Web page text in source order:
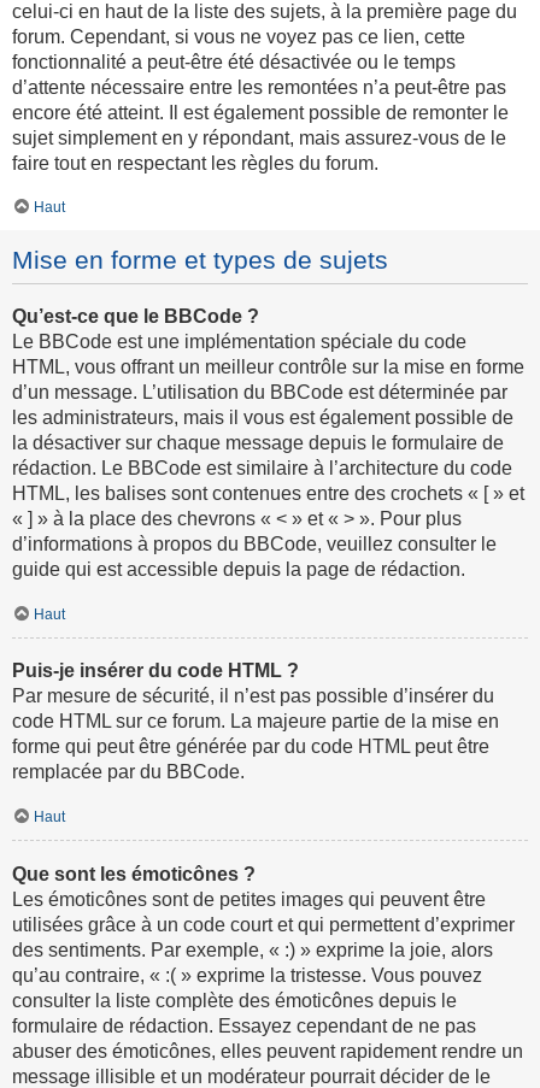
celui-ci en haut de la liste des sujets, à la première page du
forum. Cependant, si vous ne voyez pas ce lien, cette
fonctionnalité a peut-être été désactivée ou le temps
d’attente nécessaire entre les remontées n’a peut-être pas
encore été atteint. Il est également possible de remonter le
sujet simplement en y répondant, mais assurez-vous de le
faire tout en respectant les règles du forum.
Haut
Mise en forme et types de sujets
Qu’est-ce que le BBCode ?
Le BBCode est une implémentation spéciale du code
HTML, vous offrant un meilleur contrôle sur la mise en forme
d’un message. L’utilisation du BBCode est déterminée par
les administrateurs, mais il vous est également possible de
la désactiver sur chaque message depuis le formulaire de
rédaction. Le BBCode est similaire à l’architecture du code
HTML, les balises sont contenues entre des crochets « [ » et
« ] » à la place des chevrons « < » et « > ». Pour plus
d’informations à propos du BBCode, veuillez consulter le
guide qui est accessible depuis la page de rédaction.
Haut
Puis-je insérer du code HTML ?
Par mesure de sécurité, il n’est pas possible d’insérer du
code HTML sur ce forum. La majeure partie de la mise en
forme qui peut être générée par du code HTML peut être
remplacée par du BBCode.
Haut
Que sont les émoticônes ?
Les émoticônes sont de petites images qui peuvent être
utilisées grâce à un code court et qui permettent d’exprimer
des sentiments. Par exemple, « :) » exprime la joie, alors
qu’au contraire, « :( » exprime la tristesse. Vous pouvez
consulter la liste complète des émoticônes depuis le
formulaire de rédaction. Essayez cependant de ne pas
abuser des émoticônes, elles peuvent rapidement rendre un
message illisible et un modérateur pourrait décider de le